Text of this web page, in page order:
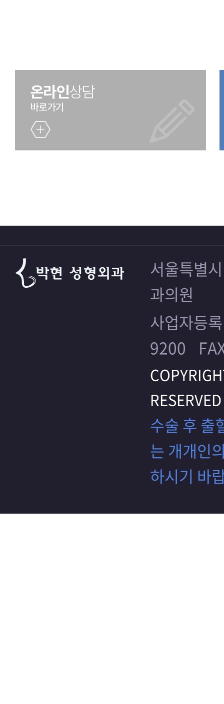
서울특별
과의원
사업자등
9200
RESERVED
수술 후 출
는 개개인
하시기 바